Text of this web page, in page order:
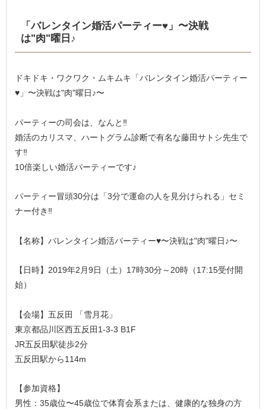
「バレンタイン婚活パーティー♥️」〜決戦
は"肉"曜日♪
ドキドキ・ワクワク・ムキムキ「バレンタイン婚活パーティー
♥️」〜決戦は"肉"曜日♪〜
パーティーの司会は、なんと‼︎
婚活のカリスマ、ハートグラム診断で有名な藤田サトシ先生で
す‼︎
10倍楽しい婚活パーティーです♪
パーティー冒頭30分は「3分で運命の人を見分けられる」セミ
ナー付き‼︎
【名称】バレンタイン婚活パーティー♥️〜決戦は"肉"曜日♪〜
【日時】2019年2月9日（土）17時30分～20時（17:15受付開
始）
【会場】五反田 「雪月花」
東京都品川区西五反田1-3-3 B1F
JR五反田駅徒歩2分
五反田駅から114m
【参加資格】
男性：35歳位〜45歳位で体育会系または、健康的な独身の方